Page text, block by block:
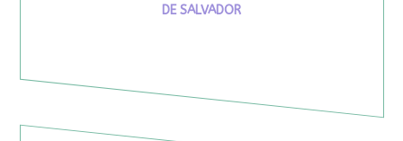
DE SALVADOR